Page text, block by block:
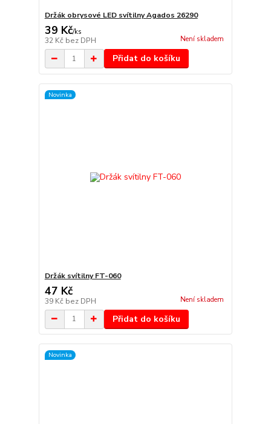
Držák obrysové LED svítilny Agados 26290
39 Kč/ks
32 Kč bez DPH Není skladem
Přidat do košíku
Novinka
Držák svítilny FT-060
47 Kč
39 Kč bez DPH Není skladem
Přidat do košíku
Novinka